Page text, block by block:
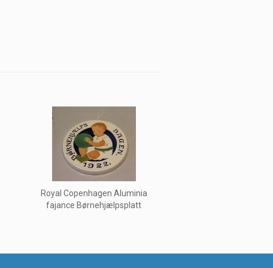
Royal Copenhagen Aluminia
fajance Børnehjælpsplatt